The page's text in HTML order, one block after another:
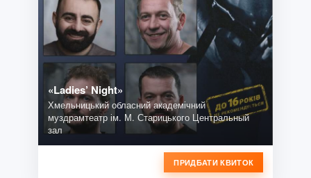
«Ladies’ Night»
Хмельницький обласний академічний
муздрамтеатр ім. М. Старицького Центральный
зал
ПРИДБАТИ КВИТОК